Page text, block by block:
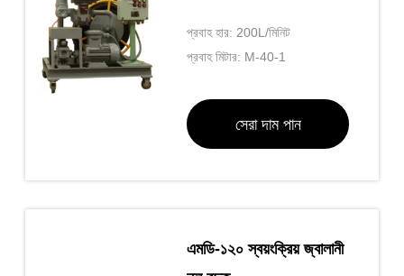
প্রবাহ হার: 200L/মিনিট
প্রবাহ মিটার: M-40-1
সেরা দাম পান
এমডি-১২০ স্বয়ংক্রিয় জ্বালানী